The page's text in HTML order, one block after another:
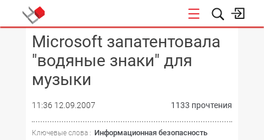
КОНФЕРЕНЦИИ
Microsoft запатентовала
"водяные знаки" для
музыки
11:36 12.09.2007 1133 прочтения
Ключевые слова : Информационная безопасность